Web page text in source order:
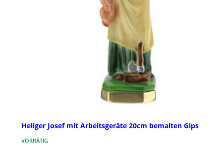
Heliger Josef mit Arbeitsgeräte 20cm bemalten Gips
VORRÄTIG